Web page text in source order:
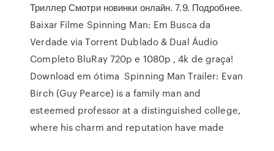
Триллер Смотри новинки онлайн. 7.9. Подробнее.
Baixar Filme Spinning Man: Em Busca da
Verdade via Torrent Dublado & Dual Áudio
Completo BluRay 720p e 1080p , 4k de graça!
Download em ótima Spinning Man Trailer: Evan
Birch (Guy Pearce) is a family man and
esteemed professor at a distinguished college,
where his charm and reputation have made